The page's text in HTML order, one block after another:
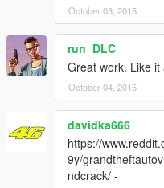
October 03, 2015
run_DLC
Great work. Like it
October 04, 2015
davidka666
https://
9y/
ndcrack/ -